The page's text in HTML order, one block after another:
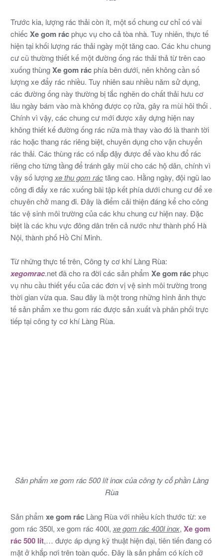
Trước kia, lượng rác thải còn ít, một số chung cư chỉ có vài
chiếc Xe gom rácphục vụ cho cả tòa nhà. Tuy nhiên, thực tế
hiện tại khối lượng rác thải ngày một tăng cao. Các khu chung
cư cũ thường thiết kế một đường ống rác thải thả từ trên cao
xuống thùngXe gom rácphía bên dưới, nên không cần số
lượng xe đẩy rác nhiều. Tuy nhiên sau nhiều năm sử dụng,
các đường ống này thường bị tắc nghẽn do chất thải hưu cơ
lâu ngày bám vào mà không được cọ rửa, gây ra mùi hôi thối .
Chính vì vậy, các chung cư mới được xây dựng hiện nay
không thiết kế đường ống rác nữa mà thay vào đó là thanh tời
rác hoặc thang rác riêng biệt, chuyên dụng cho vận chuyển
rác thải. Các thùng rác có nắp đậy được để vào khu đổ rác
riêng cho từng tầng để tránh gây mùi cho các hộ dân, chính vì
vậy số lượngxe thu gom ráctăng cao. Hằng ngày, đội ngũ lao
công đi đẩy xe rác xuống bãi tập kết phía dưới chung cư để xe
chuyên chở mang đi. Đây là điểm cải thiện đáng kể cho công
tác vệ sinh môi trường của các khu chung cư hiện nay. Đặc
biệt là các khu vực đông dân trên cả nước như thành phố Hà
Nội, thành phố Hồ Chí Minh.
Từ những thực tế trên, Công ty cơ khí Làng Rùa:
xegomrac.net đã cho ra đời các sản phẩm Xe gom rácphục
vụ nhu cầu thiết yếu của các đơn vị vệ sinh môi trường trong
thời gian vừa qua. Sau đây là một trong những hình ảnh thực
tế sản phẩm xe thu gom rác được sản xuất và phân phối trực
tiếp tại công ty cơ khí Làng Rùa.
Sản phẩm xe gom rác 500 lít inox của công ty cổ phần Làng
Rùa
Sản phẩm xe gom rácLàng Rùa với nhiều kích thước từ: xe
gom rác 350l, xe gom rác 400l, xe gom rác 400l inox, Xe gom
rác 500 lít,… được áp dụng kỹ thuật hiện đại, tiên tiến đang có
mặt ở khắp nơi trên toàn quốc. Đây là sản phẩm có kích cỡ